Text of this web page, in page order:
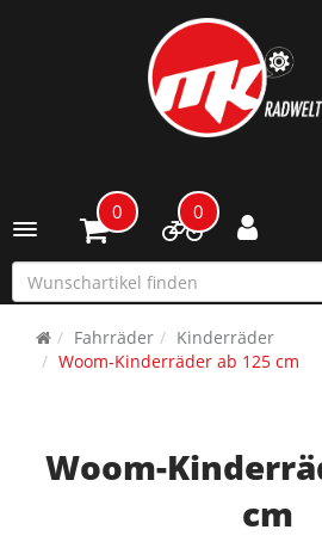
Toggle navigation
0 0
Fahrräder
Kinderräder
Woom-Kinderräder ab 125 cm
Woom-
cm